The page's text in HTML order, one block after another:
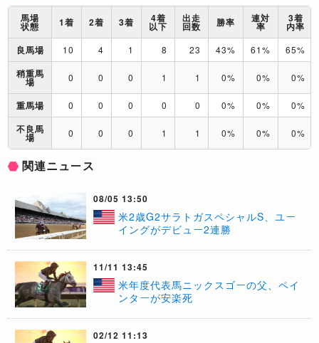
馬場
状態 1着 2着 3着 4着
以下
出走
回数 勝率 連対
率
3着
内率
良馬場
10 4 1 8 23 43% 61% 65%
稍重馬
場 0 0 0 1 1 0% 0% 0%
重馬場 0 0 0 0 0 0% 0% 0%
不良馬
場 0 0 0 1 1 0% 0% 0%
関連ニュース
08/05 13:50
米2歳G2サラトガスペシャルS、ユー
イングがデビュー2連勝
11/11 13:45
​米年度代表馬ニックスゴーの父、ペイ
ンターが安楽死
02/12 11:13